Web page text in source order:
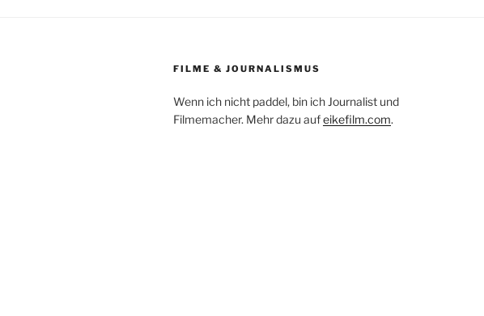
FILME & JOURNALISMUS
Wenn ich nicht paddel, bin ich Journalist und
Filmemacher. Mehr dazu aufeikefilm.com.